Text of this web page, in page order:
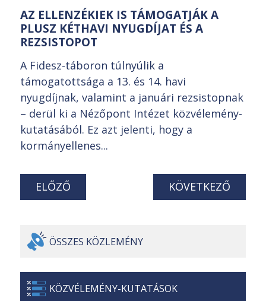
AZ ELLENZÉKIEK IS TÁMOGATJÁK A
PLUSZ KÉTHAVI NYUGDÍJAT ÉS A
REZSISTOPOT
A Fidesz-táboron túlnyúlik a
támogatottsága a 13. és 14. havi
nyugdíjnak, valamint a januári rezsistopnak
– derül ki a Nézőpont Intézet közvélemény-
kutatásából. Ez azt jelenti, hogy a
kormányellenes...
ELŐZŐ KÖVETKEZŐ
ÖSSZES KÖZLEMÉNY
KÖZVÉLEMÉNY-KUTATÁSOK